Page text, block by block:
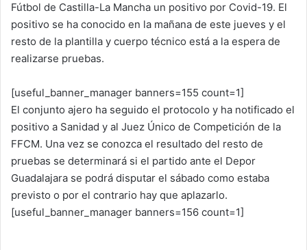
Fútbol de Castilla-La Mancha un positivo por Covid-19. El
positivo se ha conocido en la mañana de este jueves y el
resto de la plantilla y cuerpo técnico está a la espera de
realizarse pruebas.
[useful_banner_manager banners=155 count=1]
El conjunto ajero ha seguido el protocolo y ha notificado el
positivo a Sanidad y al Juez Único de Competición de la
FFCM. Una vez se conozca el resultado del resto de
pruebas se determinará si el partido ante el Depor
Guadalajara se podrá disputar el sábado como estaba
previsto o por el contrario hay que aplazarlo.
[useful_banner_manager banners=156 count=1]